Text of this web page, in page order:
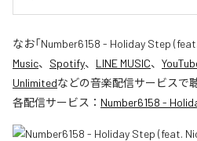
なお「Number6158 - Holiday Step
Music、 Spotify、 LINE MUSIC、
Unlimitedなどの音楽配信サービスで
各配信サービス： Number6158 -